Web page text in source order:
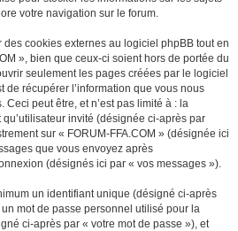
votre navigation sur le forum.
cookies externes au logiciel phpBB tout en
», bien que ceux-ci soient hors de portée du
seulement les pages créées par le logiciel
de récupérer l’information que vous nous
peut être, et n’est pas limité à : la
invité (désignée ci-après par
sur « FORUM-FFA.COM » (désignée ici
que vous envoyez après
(désignés ici par « vos messages »).
un identifiant unique (désigné ci-après
mot de passe personnel utilisé pour la
ci-après par « votre mot de passe »), et